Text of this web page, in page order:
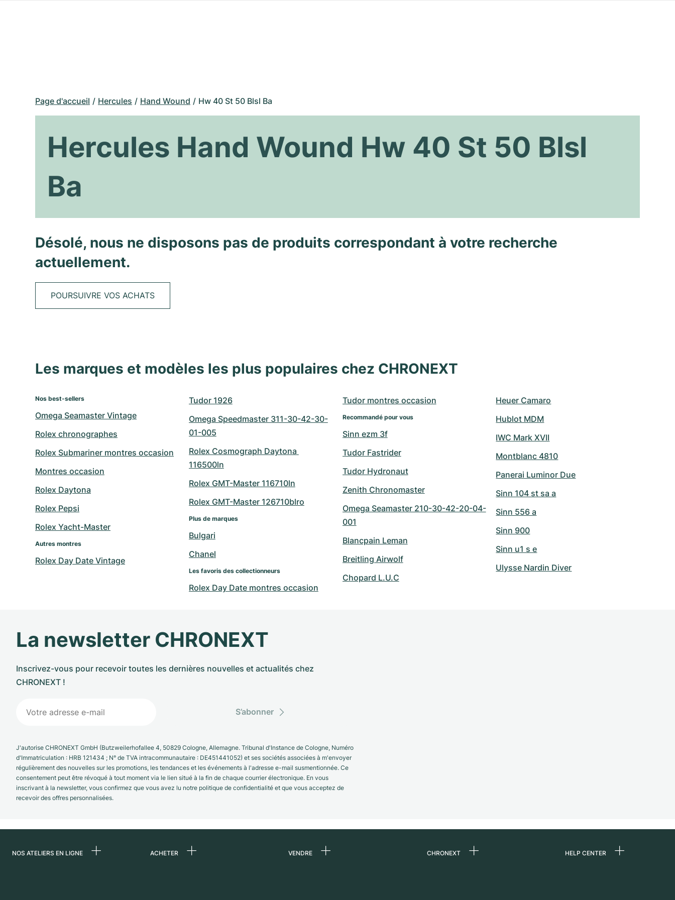
Page d'accueil Hercules Hand Wound Hw 40 St 50 Blsl Ba
Hercules Hand Wound Hw 40 St 50 Blsl
Ba
Désolé, nous ne disposons pas de produits correspondant à votre recherche
actuellement.
POURSUIVRE VOS ACHATS
Les marques et modèles les plus populaires chez CHRONEXT
Nos best-sellers
Omega Seamaster Vintage
Rolex chronographes
Rolex Submariner montres occasion
Montres occasion
Rolex Daytona
Rolex Pepsi
Rolex Yacht-Master
Autres montres
Rolex Day Date Vintage
Tudor 1926
Omega Speedmaster 311-30-42-30-
01-005
Rolex Cosmograph Daytona
116500ln
Rolex GMT-Master 116710ln
Rolex GMT-Master 126710blro
Plus de marques
Bulgari
Chanel
Les favoris des collectionneurs
Rolex Day Date montres occasion
Tudor montres occasion
Recommandé pour vous
Sinn ezm 3f
Tudor Fastrider
Tudor Hydronaut
Zenith Chronomaster
Omega Seamaster 210-30-42-20-04-
001
Blancpain Leman
Breitling Airwolf
Chopard L.U.C
Heuer Camaro
Hublot MDM
IWC Mark XVII
Montblanc 4810
Panerai Luminor Due
Sinn 104 st sa a
Sinn 556 a
Sinn 900
Sinn u1 s e
Ulysse Nardin Diver
La newsletter CHRONEXT
Inscrivez-vous pour recevoir toutes les dernières nouvelles et actualités chez
CHRONEXT !
S’abonner
J'autorise CHRONEXT GmbH (Butzweilerhofallee 4, 50829 Cologne, Allemagne. Tribunal d'Instance de Cologne, Numéro
d'Immatriculation : HRB 121434 ; N° de TVA intracommunautaire : DE451441052) et ses sociétés associées à m'envoyer
régulièrement des nouvelles sur les promotions, les tendances et les événements à l'adresse e-mail susmentionnée. Ce
consentement peut être révoqué à tout moment via le lien situé à la fin de chaque courrier électronique. En vous
inscrivant à la newsletter, vous confirmez que vous avez lu notre politique de confidentialité et que vous acceptez de
recevoir des offres personnalisées.
NOS ATELIERS EN LIGNE ACHETER VENDRE CHRONEXT HELP CENTER